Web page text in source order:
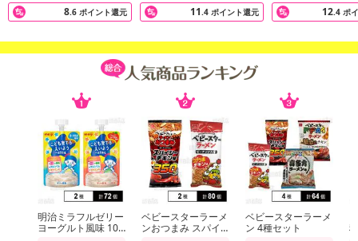
8.6 ポイント還元 11.4 ポイント還元 12.4 ポ
明治ミラフルゼリー
ヨーグルト風味 100
ベビースターラーメ
ンおつまみ スパイ
ベビースターラーメ
ン 4種セット